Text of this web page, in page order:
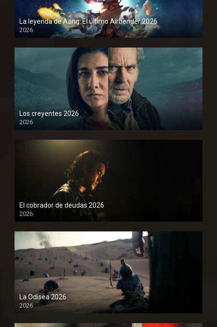
La leyenda de Aang: El último Airbender 2026
2026
1080P
Los creyentes 2026
2026
1080P
El cobrador de deudas 2026
2026
1080P
La Odisea 2026
2026
1080P